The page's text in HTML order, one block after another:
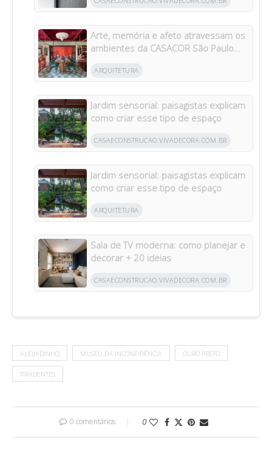
Arte, memória e afeto atravessam os
ambientes da CASACOR São Paulo
ARQUITETURA
Jardim sensorial: paisagistas explicam
como criar esse tipo de espaço
CASAECONSTRUCAO.VIVADECORA.COM.BR
Jardim sensorial: paisagistas explicam
como criar esse tipo de espaço
ARQUITETURA
Sala de TV moderna: como planejar e
decorar + 20 ideias
CASAECONSTRUCAO.VIVADECORA.COM.BR
ALEIJADINHO MUSEU DA INCONFIDÊNCIA OURO PRETO
TIRADENTES
0 comentários 0